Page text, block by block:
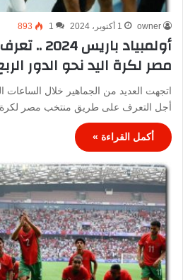
owner 1 أكتوبر، 2024 1
893
أولمبياد
مصر لكرة اليد نحو الدور
اتجهت العديد من الجماهير خلال الساعات
أجل التعرف على طريق منتخب مصر لكرة
أكمل القراءة »